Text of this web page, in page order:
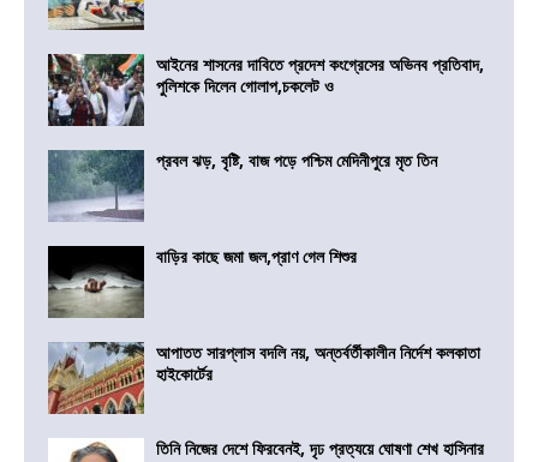
আইনের শাসনের দাবিতে প্রদেশ কংগ্রেসের অভিনব প্রতিবাদ,
পুলিশকে দিলেন গোলাপ,চকলেট ও
প্রবল ঝড়, বৃষ্টি, বাজ পড়ে পশ্চিম মেদিনীপুরে মৃত তিন
বাড়ির কাছে জমা জল,প্রাণ গেল শিশুর
আপাতত সারপ্লাস বদলি নয়, অন্তর্বর্তীকালীন নির্দেশ কলকাতা
হাইকোর্টের
তিনি নিজের দেশে ফিরবেনই, দৃঢ প্রত্যয়ে ঘোষণা শেখ হাসিনার